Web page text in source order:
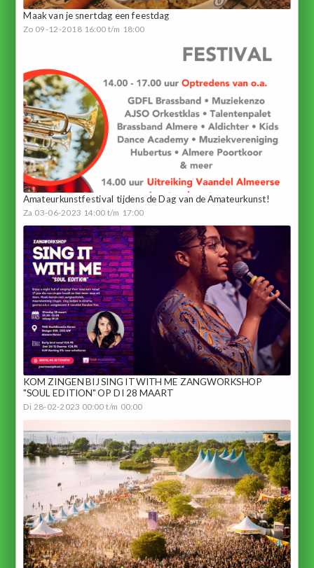
Maak van je snertdag een feestdag
Zo 09-12-2018 16:00 t/m 18:00
Amateurkunstfestival tijdens de Dag van de Amateurkunst!
Za 03-06-2023 14:00 t/m 17:00
KOM ZINGEN BIJ SING IT WITH ME ZANGWORKSHOP
"SOUL EDITION" OP DI 28 MAART
Di 28-02-2023 00:00 t/m 00:00